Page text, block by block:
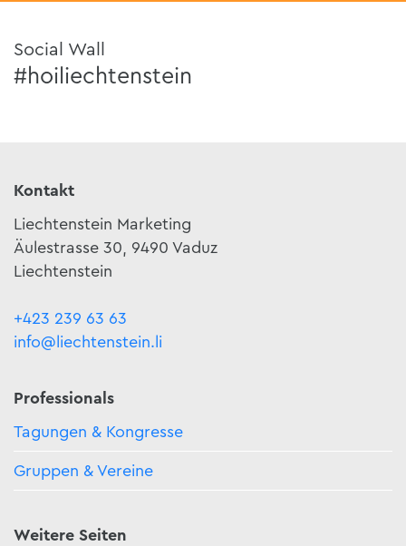
Social Wall
#hoiliechtenstein
Kontakt
Liechtenstein Marketing
Äulestrasse 30, 9490 Vaduz
Liechtenstein
+423 239 63 63
info@liechtenstein.li
Professionals
Tagungen & Kongresse
Gruppen & Vereine
Weitere Seiten